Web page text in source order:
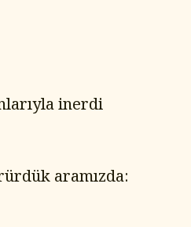
inerdi
aramızda: